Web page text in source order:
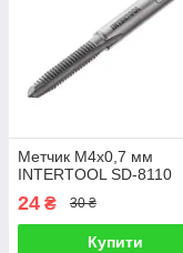
Метчик M4x0,7 мм
INTERTOOL SD-8110
24 ₴ 30 ₴
Купити